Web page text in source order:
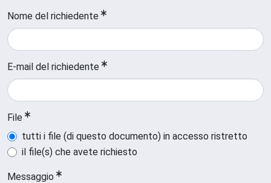
Nome del richiedente
E-mail del richiedente
File
tutti i file (di questo documento) in accesso ristretto
il file(s) che avete richiesto
Messaggio